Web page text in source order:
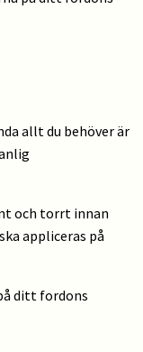
allt du behöver är
och torrt innan
appliceras på
ditt fordons